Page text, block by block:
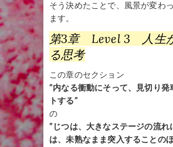
そう決めたことで、風景が変わ
ます。
第3章 Level 3 人生
る思考
この章のセクション
”内なる衝動にそって、見切り発
トする”
の
”じつは、大きなステージの流れ
は、未熟なまま突入することの